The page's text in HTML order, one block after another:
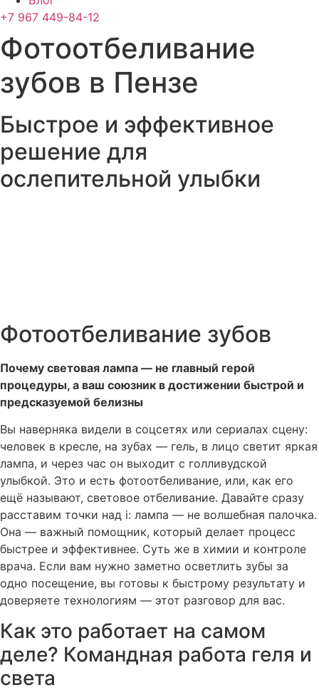
+7 967 449-84-12
Фотоотбеливание
зубов в Пензе
Быстрое и эффективное
решение для
ослепительной улыбки
Фотоотбеливание зубов
Почему световая лампа — не главный герой
процедуры, а ваш союзник в достижении быстрой и
предсказуемой белизны
Вы наверняка видели в соцсетях или сериалах сцену:
человек в кресле, на зубах — гель, в лицо светит яркая
лампа, и через час он выходит с голливудской
улыбкой. Это и есть фотоотбеливание, или, как его
ещё называют, световое отбеливание. Давайте сразу
расставим точки над i: лампа — не волшебная палочка.
Она — важный помощник, который делает процесс
быстрее и эффективнее. Суть же в химии и контроле
врача. Если вам нужно заметно осветлить зубы за
одно посещение, вы готовы к быстрому результату и
доверяете технологиям — этот разговор для вас.
Как это работает на самом
деле? Командная работа геля и
света